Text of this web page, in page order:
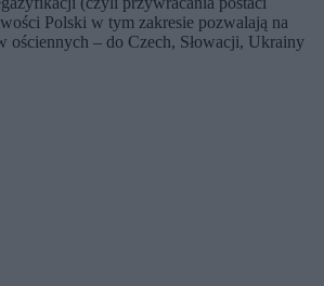
Polski w tym zakresie pozwalają na
ościennych – do Czech, Słowacji, Ukrainy